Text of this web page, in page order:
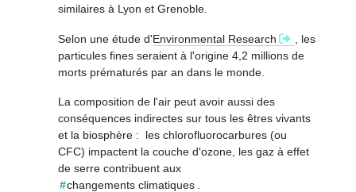
similaires à Lyon et Grenoble.
Selon une étude d'Environmental Research
, les
particules fines seraient à l'origine 4,2 millions de
morts prématurés par an dans le monde.
La composition de l'air peut avoir aussi des
conséquences indirectes sur tous les êtres vivants
et la biosphère : les chlorofluorocarbures (ou
CFC) impactent la couche d'ozone, les gaz à effet
de serre contribuent aux
changements climatiques